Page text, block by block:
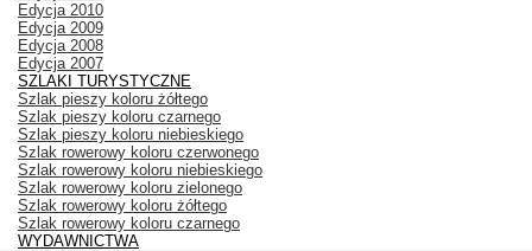
Edycja 2010
Edycja 2009
Edycja 2008
Edycja 2007
SZLAKI TURYSTYCZNE
Szlak pieszy koloru żółtego
Szlak pieszy koloru czarnego
Szlak pieszy koloru niebieskiego
Szlak rowerowy koloru czerwonego
Szlak rowerowy koloru niebieskiego
Szlak rowerowy koloru zielonego
Szlak rowerowy koloru żółtego
Szlak rowerowy koloru czarnego
WYDAWNICTWA